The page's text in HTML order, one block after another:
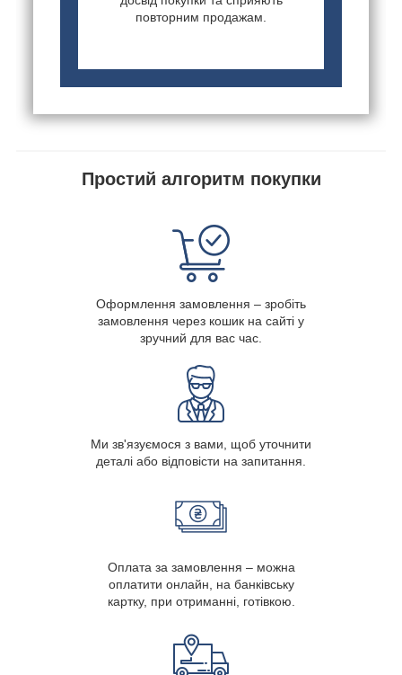
повторним продажам.
Простий алгоритм покупки
Оформлення замовлення – зробіть
замовлення через кошик на сайті у
зручний для вас час.
Ми зв'язуємося з вами, щоб уточнити
деталі або відповісти на запитання.
Оплата за замовлення – можна
оплатити онлайн, на банківську
картку, при отриманні, готівкою.